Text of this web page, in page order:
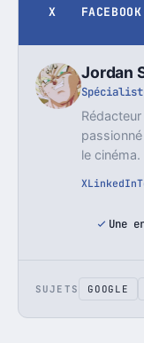
X FACEBOOK
Jordan
le cinéma.
XLinkedIn
Une
SUJETS GOOGLE